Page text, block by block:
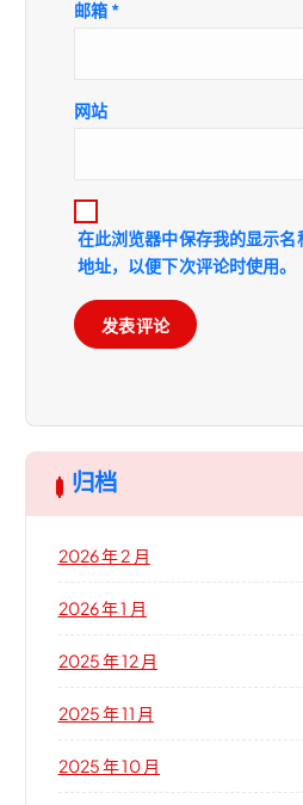
邮箱 *
网站
在此浏览器中保存我的显示
地址，以便下次评论时使用。
归档
2026 年 2 月
2026 年 1 月
2025 年 12 月
2025 年 11 月
2025 年 10 月